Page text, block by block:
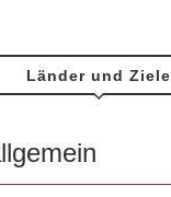
Länder und Ziele